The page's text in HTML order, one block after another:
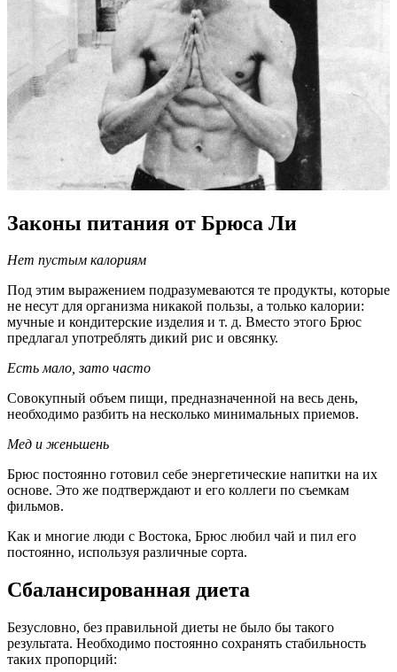
Законы питания от Брюса Ли
Нет пустым калориям
Под этим выражением подразумеваются те продукты, которые
не несут для организма никакой пользы, а только калории:
мучные и кондитерские изделия и т. д. Вместо этого Брюс
предлагал употреблять дикий рис и овсянку.
Есть мало, зато часто
Совокупный объем пищи, предназначенной на весь день,
необходимо разбить на несколько минимальных приемов.
Мед и женьшень
Брюс постоянно готовил себе энергетические напитки на их
основе. Это же подтверждают и его коллеги по съемкам
фильмов.
Как и многие люди с Востока, Брюс любил чай и пил его
постоянно, используя различные сорта.
Сбалансированная диета
Безусловно, без правильной диеты не было бы такого
результата. Необходимо постоянно сохранять стабильность
таких пропорций: